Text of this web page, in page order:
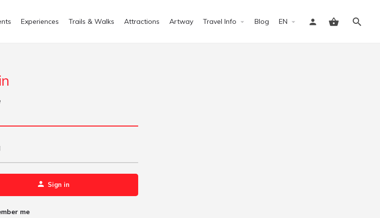
Experiences Trails & Walks Attractions Artway Travel Info Blog EN
Sign in
Sign in
me